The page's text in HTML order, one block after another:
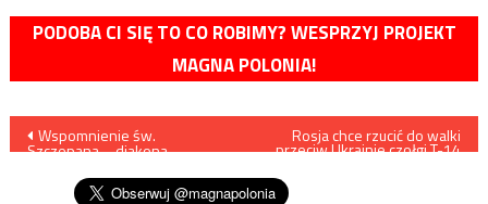
PODOBA CI SIĘ TO CO ROBIMY? WESPRZYJ PROJEKT
MAGNA POLONIA!
Nawigacja
wpisu
Wspomnienie św.
Szczepana – diakona,
Rosja chce rzucić do walki
przeciw Ukrainie czołgi T-14